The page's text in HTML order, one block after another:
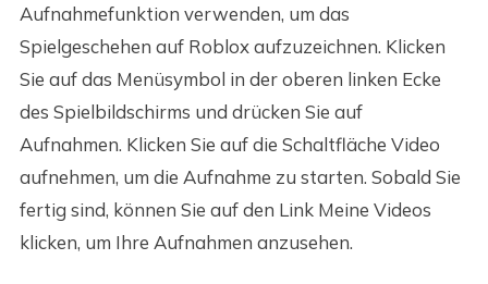
Aufnahmefunktion verwenden, um das
Spielgeschehen auf Roblox aufzuzeichnen. Klicken
Sie auf das Menüsymbol in der oberen linken Ecke
des Spielbildschirms und drücken Sie auf
Aufnahmen. Klicken Sie auf die Schaltfläche Video
aufnehmen, um die Aufnahme zu starten. Sobald Sie
fertig sind, können Sie auf den Link Meine Videos
klicken, um Ihre Aufnahmen anzusehen.